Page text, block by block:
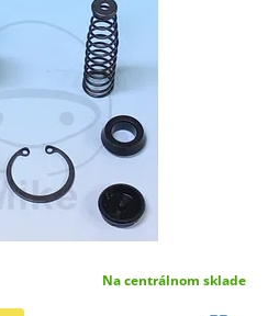
Na centrálnom sklade